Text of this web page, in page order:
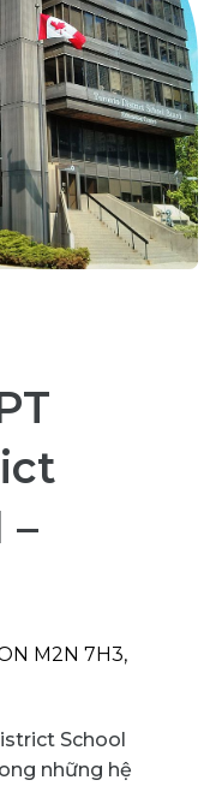
–
M2N 7H3,
School
những hệ